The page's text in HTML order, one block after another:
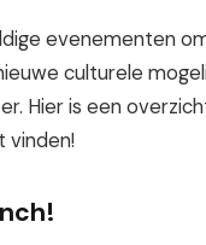
evenementen
culturele
Hier is een
vinden!